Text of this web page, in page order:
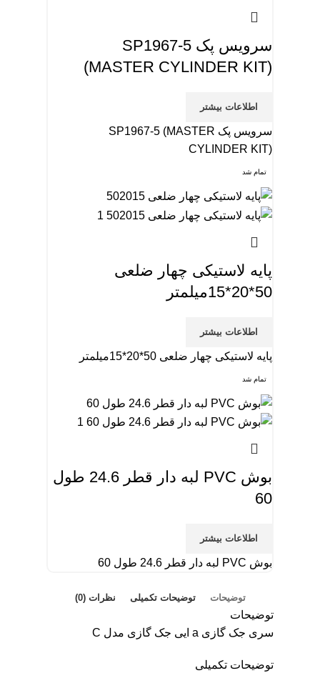
سرویس پک SP1967-5
(MASTER CYLINDER KIT)
اطلاعات بیشتر
سرویس پک SP1967-5 (MASTER
CYLINDER KIT)
تمام شد
پایه لاستیکی چهار ضلعی
50*20*15میلمتر
اطلاعات بیشتر
پایه لاستیکی چهار ضلعی 50*20*15میلمتر
تمام شد
بوش PVC لبه دار قطر 24.6 طول
60
اطلاعات بیشتر
بوش PVC لبه دار قطر 24.6 طول 60
توضیحات توضیحات تکمیلی نظرات (0)
توضیحات
سری جک گازی a ایی جک گازی مدل C
توضیحات تکمیلی